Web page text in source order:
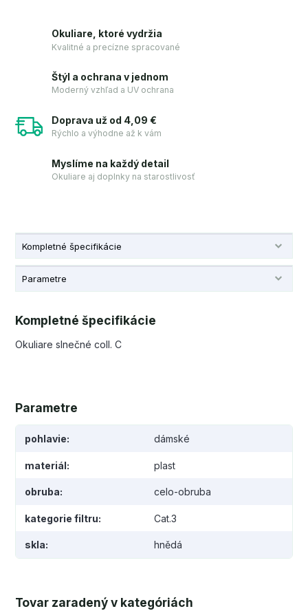
Okuliare, ktoré vydržia
Kvalitné a precízne spracované
Štýl a ochrana v jednom
Moderný vzhľad a UV ochrana
Doprava už od 4,09 €
Rýchlo a výhodne až k vám
Myslíme na každý detail
Okuliare aj doplnky na starostlivosť
Kompletné špecifikácie
Parametre
Kompletné špecifikácie
Okuliare slnečné coll. C
Parametre
pohlavie dámské
materiál plast
obruba celo-obruba
kategorie filtru Cat.3
skla hnědá
Tovar zaradený v kategóriách